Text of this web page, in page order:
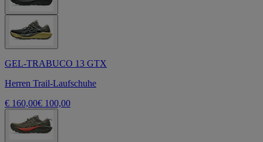
GEL-TRABUCO 13 GTX
Herren Trail-Laufschuhe
€ 160,00€ 100,00